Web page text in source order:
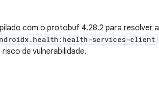
com o protobuf 4.28.2 para resolver a
services-client
de vulnerabilidade.